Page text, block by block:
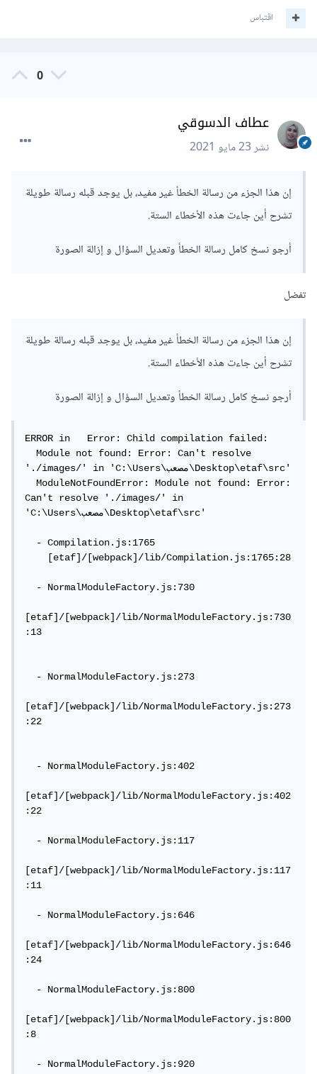
اقتباس
0
عطاف الدسوقي
نشر23 مايو 2021
إن هذا الجزء من رسالة الخطأ غير مفيد، بل يوجد قبله رسالة طويلة
تشرح أين جاءت هذه الأخطاء الستة.
أرجو نسخ كامل رسالة الخطأ وتعديل السؤال و إزالة الصورة
تفضل
إن هذا الجزء من رسالة الخطأ غير مفيد، بل يوجد قبله رسالة طويلة
تشرح أين جاءت هذه الأخطاء الستة.
أرجو نسخ كامل رسالة الخطأ وتعديل السؤال و إزالة الصورة
ERROR in   Error: Child compilation failed:
Module not found: Error: Can't resolve
'./images/' in 'C:\Users\مصعب\Desktop\etaf\src'
ModuleNotFoundError: Module not found: Error:
Can't resolve './images/' in
'C:\Users\مصعب\Desktop\etaf\src'
- Compilation.js:1765
[etaf]/[webpack]/lib/Compilation.js:1765:28
- NormalModuleFactory.js:730
[etaf]/[webpack]/lib/NormalModuleFactory.js:730
:13
- NormalModuleFactory.js:273
[etaf]/[webpack]/lib/NormalModuleFactory.js:273
:22
- NormalModuleFactory.js:402
[etaf]/[webpack]/lib/NormalModuleFactory.js:402
:22
- NormalModuleFactory.js:117
[etaf]/[webpack]/lib/NormalModuleFactory.js:117
:11
- NormalModuleFactory.js:646
[etaf]/[webpack]/lib/NormalModuleFactory.js:646
:24
- NormalModuleFactory.js:800
[etaf]/[webpack]/lib/NormalModuleFactory.js:800
:8
- NormalModuleFactory.js:920